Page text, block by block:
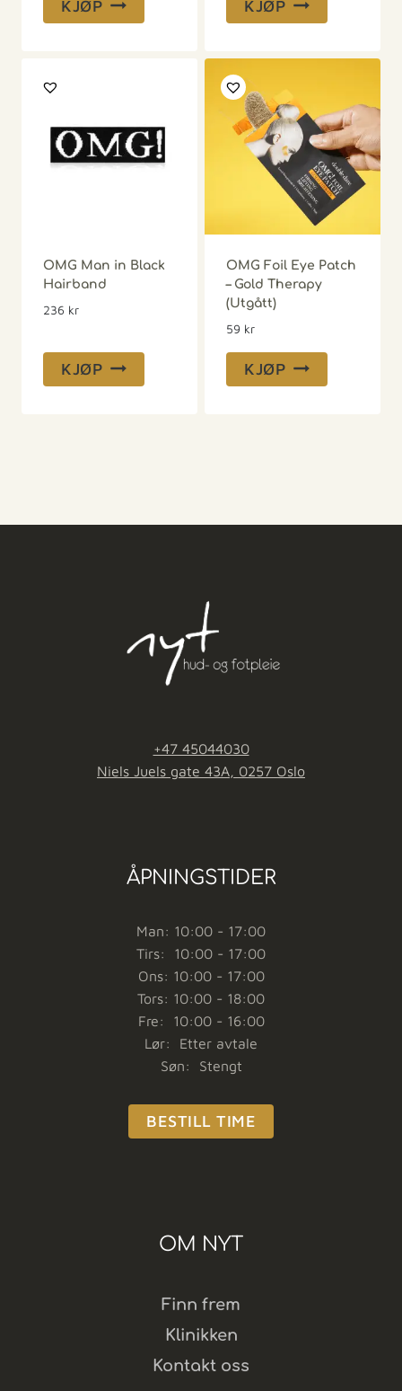
KJØP KJØP
OMG Man in Black
Hairband
236 kr
KJØP
OMG Foil Eye Patch
– Gold Therapy
(Utgått)
59 kr
KJØP
+47 45044030
Niels Juels gate 43A, 0257 Oslo
ÅPNINGSTIDER
Man: 10:00 - 17:00
Tirs: 10:00 - 17:00
Ons: 10:00 - 17:00
Tors: 10:00 - 18:00
Fre: 10:00 - 16:00
Lør: Etter avtale
Søn: Stengt
BESTILL TIME
OM NYT
Finn frem
Klinikken
Kontakt oss